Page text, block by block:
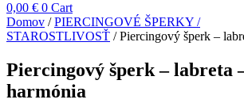
0,00 € 0 Cart
Domov /PIERCINGOVÉ ŠPERKY /
STAROSTLIVOSŤ / Piercingový šperk –
Piercingový šperk – labreta
harmónia